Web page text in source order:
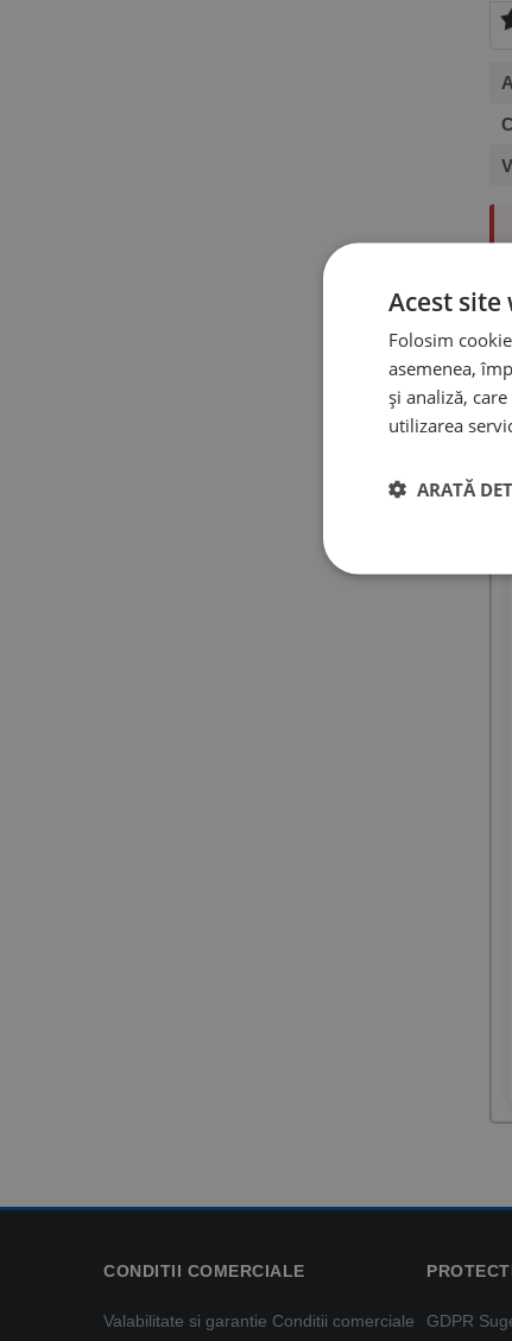
CONDITII COMERCIALE
Valabilitate si garantie Conditii comerciale GDPR
Acest
Folosim
asemenea,
și analiză,
utilizarea
ARATĂ